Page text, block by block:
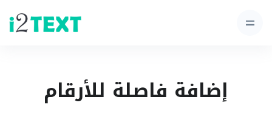
إضافة فاصلة للأرقام